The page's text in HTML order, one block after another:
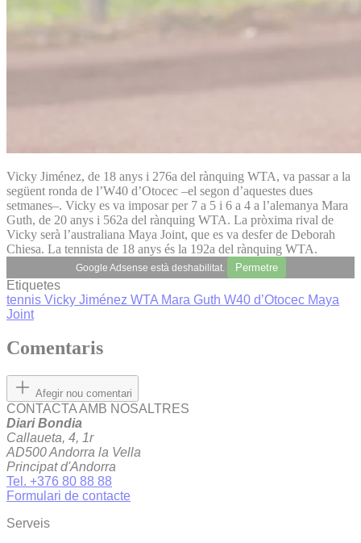
Vicky Jiménez, de 18 anys i 276a del rànquing WTA, va passar a la
següent ronda de l’W40 d’Otocec –el segon d’aquestes dues
setmanes–. Vicky es va imposar per 7 a 5 i 6 a 4 a l’alemanya Mara
Guth, de 20 anys i 562a del rànquing WTA. La pròxima rival de
Vicky serà l’australiana Maya Joint, que es va desfer de Deborah
Chiesa. La tennista de 18 anys és la 192a del rànquing WTA.
Google Adsense està deshabilitat. Permetre
Etiquetes
tennis Vicky Jiménez WTA Mara Guth W40 d’Otocec Maya
Joint
Comentaris
Afegir nou comentari
CONTACTA AMB NOSALTRES
Diari Bondia
Callaueta, 4, 1r
AD500 Andorra la Vella
Principat d'Andorra
Tel. +376 80 88 88
Formulari de contacte
Serveis